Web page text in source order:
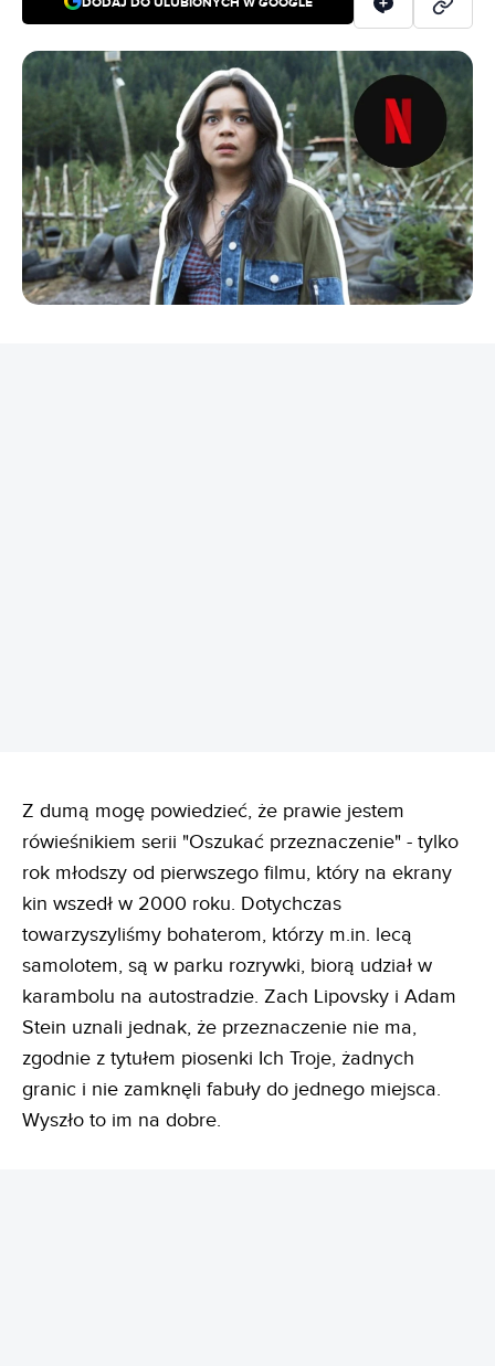
Z dumą mogę powiedzieć, że prawie jestem
rówieśnikiem serii "Oszukać przeznaczenie" - tylko
rok młodszy od pierwszego filmu, który na ekrany
kin wszedł w 2000 roku. Dotychczas
towarzyszyliśmy bohaterom, którzy m.in. lecą
samolotem, są w parku rozrywki, biorą udział w
karambolu na autostradzie. Zach Lipovsky i Adam
Stein uznali jednak, że przeznaczenie nie ma,
zgodnie z tytułem piosenki Ich Troje, żadnych
granic i nie zamknęli fabuły do jednego miejsca.
Wyszło to im na dobre.